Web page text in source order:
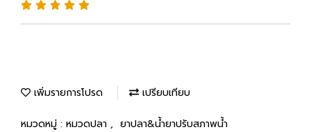
เพิ่มรายการโปรด เปรียบเทียบ
หมวดหมู่ : หมวดปลา , ยาปลา&น้ำยาปรับสภาพน้ำ